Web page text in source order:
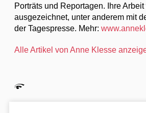
Porträts und Reportagen. Ihre
ausgezeichnet, unter anderem mit
der Tagespresse. Mehr:
Alle Artikel von Anne Klesse